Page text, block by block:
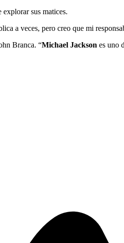
sus matices.
a veces, pero creo que mi
Branca. “Michael Jackson es uno